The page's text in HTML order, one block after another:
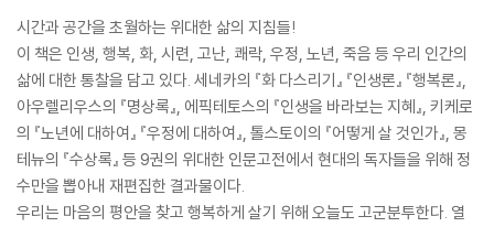
시간과 공간을 초월하는 위대한 삶의 지침들!
이 책은 인생, 행복, 화, 시련, 고난, 쾌락, 우정, 노년, 죽음 등 우리 인간의
삶에 대한 통찰을 담고 있다. 세네카의 『화 다스리기』 『인생론』 『행복론』,
아우렐리우스의 『명상록』, 에픽테토스의 『인생을 바라보는 지혜』, 키케로
의 『노년에 대하여』 『우정에 대하여』, 톨스토이의 『어떻게 살 것인가』, 몽
테뉴의 『수상록』 등 9권의 위대한 인문고전에서 현대의 독자들을 위해 정
수만을 뽑아내 재편집한 결과물이다.
우리는 마음의 평안을 찾고 행복하게 살기 위해 오늘도 고군분투한다. 열